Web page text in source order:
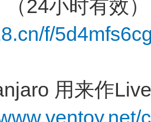
24小时有效）
f/
用来作